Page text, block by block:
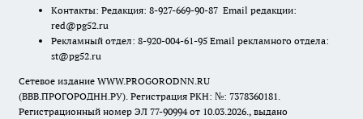
Контакты: Редакция: 8-927-669-90-87 Email редакции:
red@pg52.ru
Рекламный отдел: 8-920-004-61-95 Email рекламного отдела:
st@pg52.ru
Сетевое издание WWW.PROGORODNN.RU
(ВВВ.ПРОГОРОДНН.РУ). Регистрация РКН: №: 7378360181.
Регистрационный номер ЭЛ 77-90994 от 10.03.2026., выдано